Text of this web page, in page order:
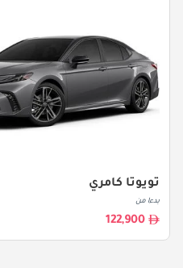
تويوتا كامري
بدءا من
122,900